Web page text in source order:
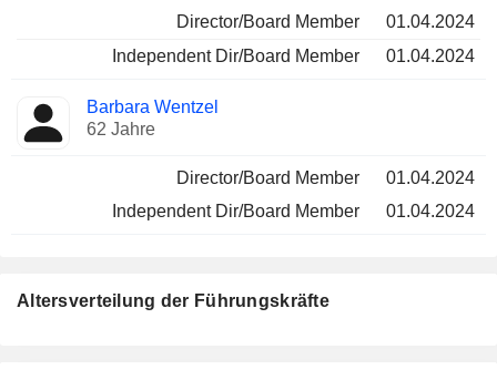
Director/Board Member
01.04.2024
Independent Dir/Board Member
01.04.2024
Barbara Wentzel
62 Jahre
Director/Board Member
01.04.2024
Independent Dir/Board Member
01.04.2024
Altersverteilung der Führungskräfte